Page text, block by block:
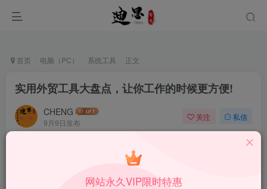
首页 电脑（PC） 系统工具 正文
实用外贸工具大盘点，让你工作的时候更方便!
CHENG
9月9日发布
关注 私信
本站所有内容来自互联网收集，仅供学习和交流，请勿用于商业
用途。如有侵权、不妥之处，请第一时间联系我们删除！
网站永久VIP限时特惠